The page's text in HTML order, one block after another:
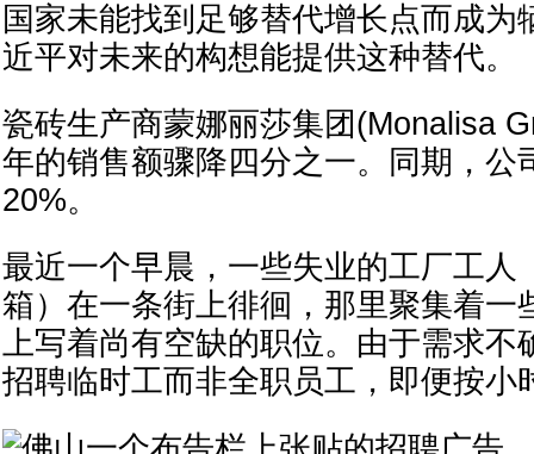
国家未能找到足够替代增长点而成为
近平对未来的构想能提供这种替代。
瓷砖生产商蒙娜丽莎集团(Monalisa
年的销售额骤降四分之一。同期，公
20%。
最近一个早晨，一些失业的工厂工人
箱）在一条街上徘徊，那里聚集着一
上写着尚有空缺的职位。由于需求不
招聘临时工而非全职员工，即便按小